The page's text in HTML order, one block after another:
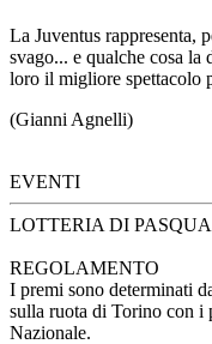
La Juventus rappresenta,
svago... e qualche cosa la
loro il migliore spettacolo
(Gianni Agnelli)
EVENTI
LOTTERIA DI PASQUA
REGOLAMENTO
I premi sono determinati
sulla ruota di Torino con i
Nazionale.